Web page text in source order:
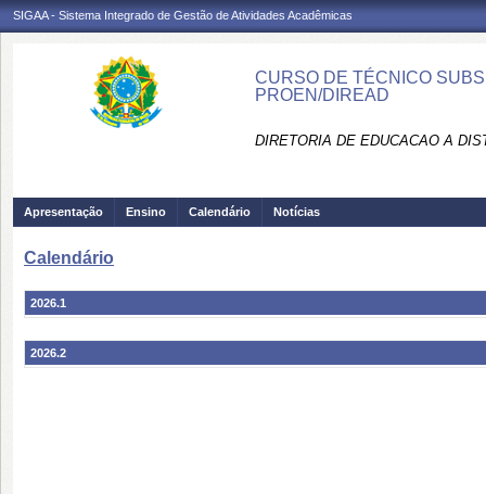
SIGAA - Sistema Integrado de Gestão de Atividades Acadêmicas
CURSO DE TÉCNICO
PROEN/DIREAD
DIRETORIA DE EDUCACAO A
Apresentação Ensino Calendário Notícias
Calendário
2026.1
2026.2